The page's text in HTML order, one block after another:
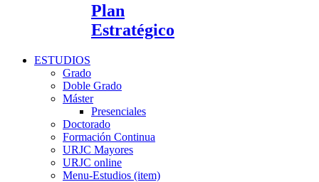
Plan
Estratégico
ESTUDIOS
Grado
Doble Grado
Máster
Presenciales
Doctorado
Formación Continua
URJC Mayores
URJC online
Menu-Estudios (item)